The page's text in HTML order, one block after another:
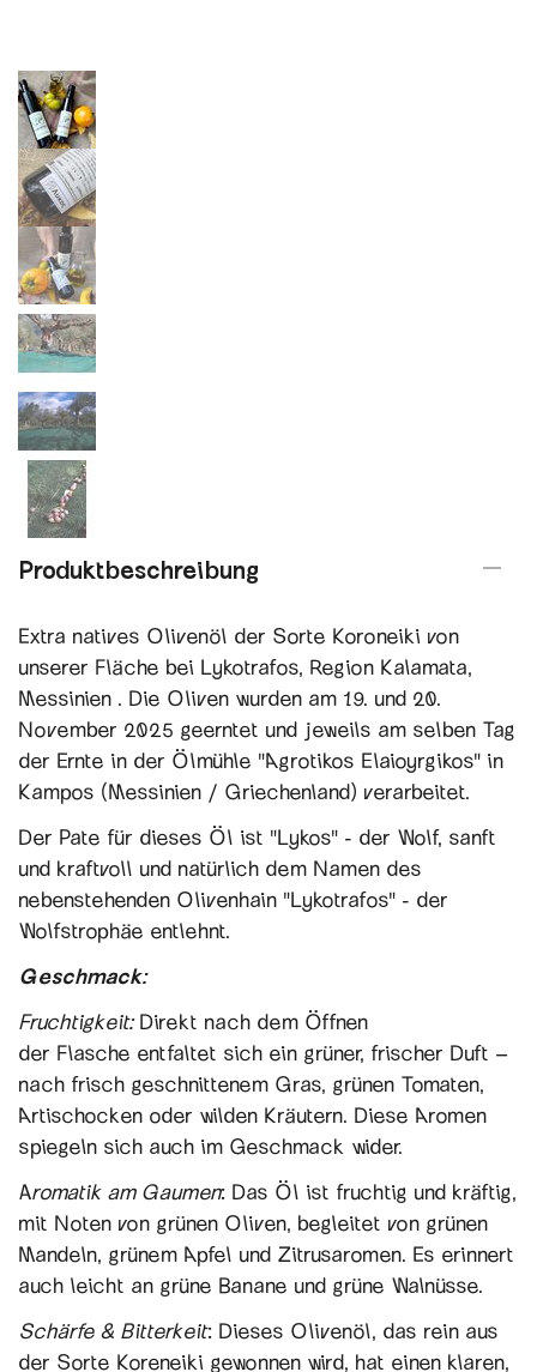
Produktbeschreibung
Extra natives Olivenöl der Sorte Koroneiki von
unserer Fläche bei Lykotrafos, Region Kalamata,
Messinien . Die Oliven wurden am 19. und 20.
November 2025 geerntet und jeweils am selben Tag
der Ernte in der Ölmühle "Agrotikos Elaioyrgikos" in
Kampos (Messinien / Griechenland) verarbeitet.
Der Pate für dieses Öl ist "Lykos" - der Wolf, sanft
und kraftvoll und natürlich dem Namen des
nebenstehenden Olivenhain "Lykotrafos" - der
Wolfstrophäe entlehnt.
Geschmack:
Fruchtigkeit:Direkt nach dem Öffnen
der Flasche entfaltet sich ein grüner, frischer Duft –
nach frisch geschnittenem Gras, grünen Tomaten,
Artischocken oder wilden Kräutern. Diese Aromen
spiegeln sich auch im Geschmack wider.
Aromatik am Gaumen: Das Öl ist fruchtig und kräftig,
mit Noten von grünen Oliven, begleitet von grünen
Mandeln, grünem Apfel und Zitrusaromen. Es erinnert
auch leicht an grüne Banane und grüne Walnüsse.
Schärfe & Bitterkeit: Dieses Olivenöl, das rein aus
der Sorte Koreneiki gewonnen wird, hat einen klaren,